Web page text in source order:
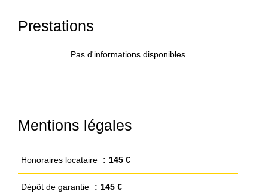
Prestations
Pas d'informations disponibles
Mentions légales
Honoraires locataire 145 €
Dépôt de garantie 145 €